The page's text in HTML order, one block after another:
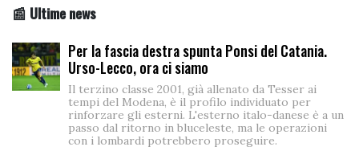
📰 Ultime news
Per la fascia destra spunta Ponsi del Catania.
Urso-Lecco, ora ci siamo
Il terzino classe 2001, già allenato da Tesser ai
tempi del Modena, è il profilo individuato per
rinforzare gli esterni. L'esterno italo-danese è a un
passo dal ritorno in bluceleste, ma le operazioni
con i lombardi potrebbero proseguire.